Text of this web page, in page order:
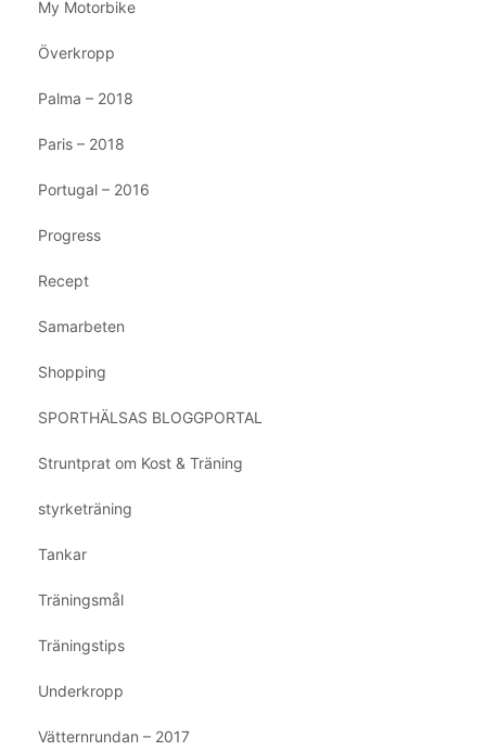
My Motorbike
Överkropp
Palma – 2018
Paris – 2018
Portugal – 2016
Progress
Recept
Samarbeten
Shopping
SPORTHÄLSAS BLOGGPORTAL
Struntprat om Kost & Träning
styrketräning
Tankar
Träningsmål
Träningstips
Underkropp
Vätternrundan – 2017